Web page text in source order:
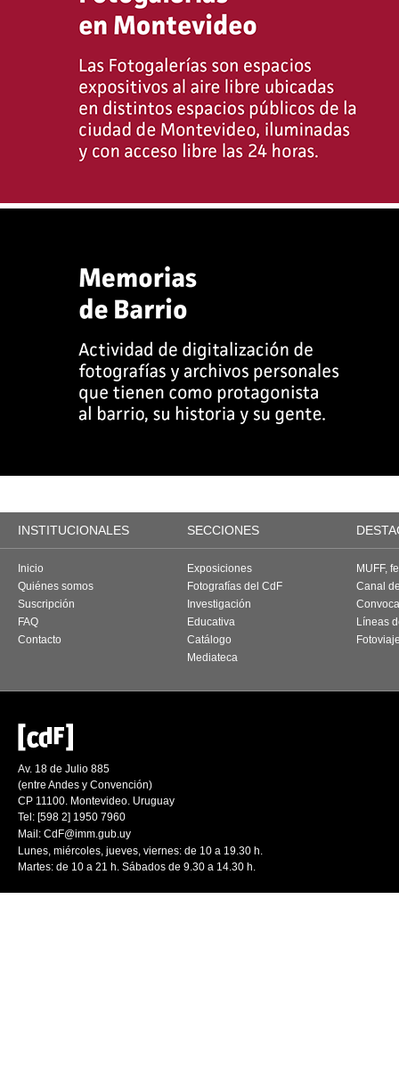
INSTITUCIONALES SECCIONES
Inicio
Quiénes somos
Suscripción
FAQ
Contacto
Exposiciones
Fotografías del CdF
Investigación
Educativa
Catálogo
Mediateca
MUFF,
Canal
Líneas
Av. 18 de Julio 885
(entre Andes y Convención)
CP 11100. Montevideo. Uruguay
Tel: [598 2] 1950 7960
Mail: CdF@imm.gub.uy
Lunes, miércoles, jueves, viernes: de 10 a 19.30 h.
Martes: de 10 a 21 h. Sábados de 9.30 a 14.30 h.